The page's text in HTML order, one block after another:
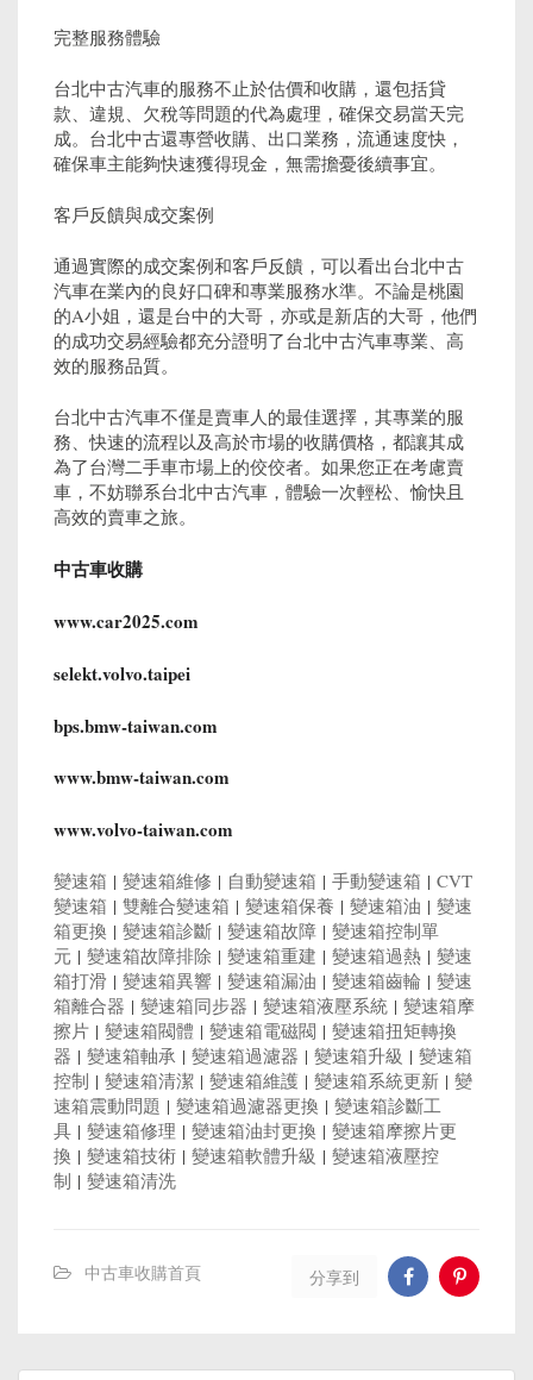
完整服務體驗
台北中古汽車的服務不止於估價和收購，還包括貸
款、違規、欠稅等問題的代為處理，確保交易當天完
成。台北中古還專營收購、出口業務，流通速度快，
確保車主能夠快速獲得現金，無需擔憂後續事宜。
客戶反饋與成交案例
通過實際的成交案例和客戶反饋，可以看出台北中古
汽車在業內的良好口碑和專業服務水準。不論是桃園
的A小姐，還是台中的大哥，亦或是新店的大哥，他們
的成功交易經驗都充分證明了台北中古汽車專業、高
效的服務品質。
台北中古汽車不僅是賣車人的最佳選擇，其專業的服
務、快速的流程以及高於市場的收購價格，都讓其成
為了台灣二手車市場上的佼佼者。如果您正在考慮賣
車，不妨聯系台北中古汽車，體驗一次輕松、愉快且
高效的賣車之旅。
中古車收購
www.car2025.com
selekt.volvo.taipei
bps.bmw-taiwan.com
www.bmw-taiwan.com
www.volvo-taiwan.com
變速箱 | 變速箱維修 | 自動變速箱 | 手動變速箱 | CVT
變速箱 | 雙離合變速箱 | 變速箱保養 | 變速箱油 | 變速
箱更換 | 變速箱診斷 | 變速箱故障 | 變速箱控制單
元 | 變速箱故障排除 | 變速箱重建 | 變速箱過熱 | 變速
箱打滑 | 變速箱異響 | 變速箱漏油 | 變速箱齒輪 | 變速
箱離合器 | 變速箱同步器 | 變速箱液壓系統 | 變速箱摩
擦片 | 變速箱閥體 | 變速箱電磁閥 | 變速箱扭矩轉換
器 | 變速箱軸承 | 變速箱過濾器 | 變速箱升級 | 變速箱
控制 | 變速箱清潔 | 變速箱維護 | 變速箱系統更新 | 變
速箱震動問題 | 變速箱過濾器更換 | 變速箱診斷工
具 | 變速箱修理 | 變速箱油封更換 | 變速箱摩擦片更
換 | 變速箱技術 | 變速箱軟體升級 | 變速箱液壓控
制 | 變速箱清洗
中古車收購首頁 分享到